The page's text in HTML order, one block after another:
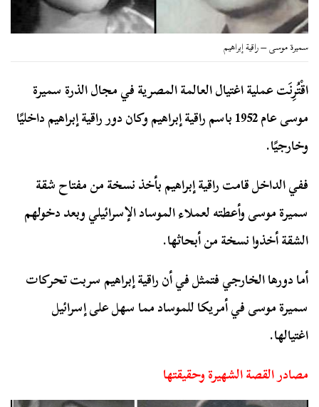
سميرة موسى – راقية إبراهيم
اقْتُرِنَت عملية اغتيال العالمة المصرية في مجال الذرة سميرة
موسى عام 1952 باسم راقية إبراهيم وكان دور راقية إبراهيم داخليًا
وخارجيًا.
ففي الداخل قامت راقية إبراهيم بأخذ نسخة من مفتاح شقة
سميرة موسى وأعطته لعملاء الموساد الإسرائيلي وبعد دخولهم
الشقة أخذوا نسخة من أبحاثها.
أما دورها الخارجي فتمثل في أن راقية إبراهيم سربت تحركات
سميرة موسى في أمريكا للموساد مما سهل على إسرائيل
اغتيالها.
مصادر القصة الشهيرة وحقيقتها